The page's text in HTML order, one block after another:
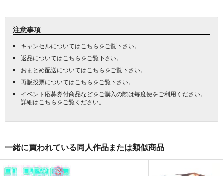
注意事項
キャンセルについては こちらをご覧下さい。
返品については こちらをご覧下さい。
おまとめ配送については こちらをご覧下さい。
再販投票については こちらをご覧下さい。
イベント応募券付商品などをご購入の際は毎度便をご利用ください。
詳細は こちらをご覧ください。
一緒に買われている同人作品または類似商品